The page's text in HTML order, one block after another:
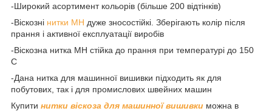
-Широкий асортимент кольорів (більше 200 відтінків)
-Віскозні нитки МН дуже зносостійкі. Зберігають колір після
прання і активної експлуатації виробів
-Віскозна нитка МН стійка до прання при температурі до 150
С
-Дана нитка для машинної вишивки підходить як для
побутових, так і для промислових швейних машин
Купити нитки віскоза для машинної вишивки можна в